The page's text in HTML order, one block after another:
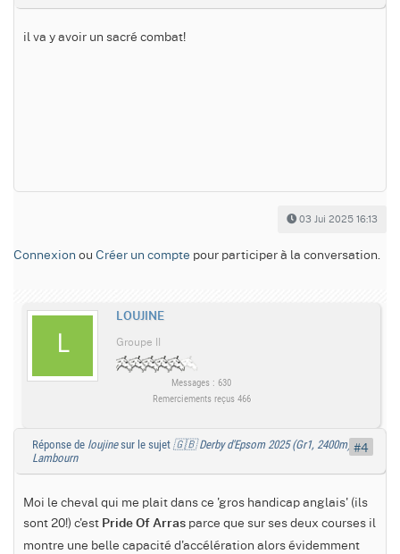
il va y avoir un sacré combat!
03 Jui 2025 16:13
Connexion ou Créer un compte pour participer à la conversation.
LOUJINE
Groupe II
Messages : 630
Remerciements reçus 466
Réponse de loujinesur le sujet 🇬🇧 Derby d'Epsom 2025 (Gr1, 2400m) :
Lambourn
Moi le cheval qui me plait dans ce 'gros handicap anglais' (ils
sont 20!) c'est Pride Of Arras parce que sur ses deux courses il
montre une belle capacité d'accélération alors évidemment
#4